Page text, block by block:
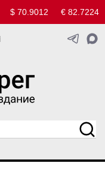
$ 70.9012 € 82.7224